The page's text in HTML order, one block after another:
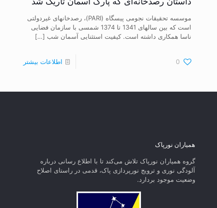
موسسه تحقیقات نجومی پیسگاه (PARI)، رصدخانه‎ای غیردولتی
است که بین سال‎های 1341 تا 1374 شمسی با سازمان فضایی
ناسا همکاری داشته است. کیفیت استثنایی آسمان شب […]
0 اطلاعات بیشتر
همیاران نورپاک
گروه همیاران نورپاک تلاش می‌کند تا با اطلاع رسانی درباره
آلودگی نوری و ترویج نورپردازی پاک، قدمی در راستای‌ اصلاح
وضعیت موجود بردارد.